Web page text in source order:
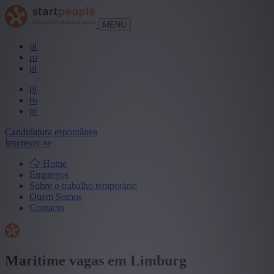
MENU
pl
ro
pt
pl
ro
pt
Candidatura espontânea
Inscrever-se
Home
Empregos
Sobre o trabalho temporário
Quem Somos
Contacto
Maritime vagas em Limburg